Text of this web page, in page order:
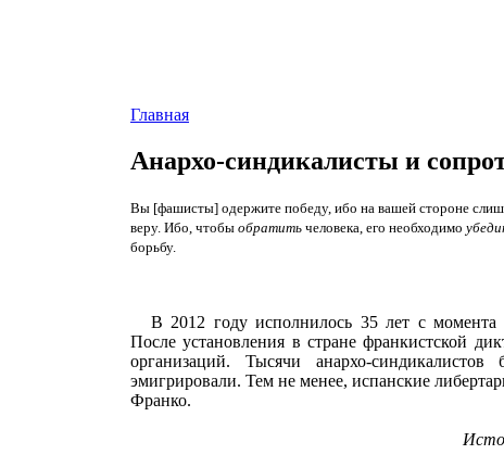
Главная
Анархо-синдикалисты и
Вы [фашисты] одержите победу, ибо на вашей стороне
веру. Ибо, чтобы обратить человека, его необходимо
борьбу.
В 2012 году исполнилось 35 лет с момента
После установления в стране франкистской
организаций. Тысячи анархо-
эмигрировали. Тем не менее, испанские
Франко.